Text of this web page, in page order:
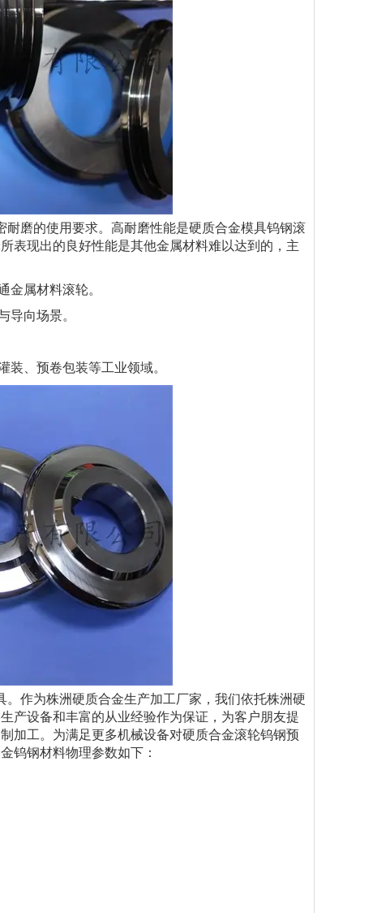
磨的使用要求。高耐磨性能是硬质合金模具钨钢滚
表现出的良好性能是其他金属材料难以达到的，主
属材料滚轮。
向场景。
、预卷包装等工业领域。
作为株洲硬质合金生产加工厂家，我们依托株洲硬
产设备和丰富的从业经验作为保证，为客户朋友提
加工。为满足更多机械设备对硬质合金滚轮钨钢预
钨钢材料物理参数如下：